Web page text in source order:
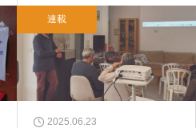
連載
2025.06.23